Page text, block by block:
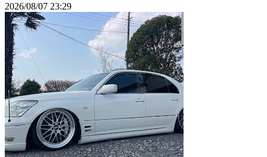
2026/08/07 23:29